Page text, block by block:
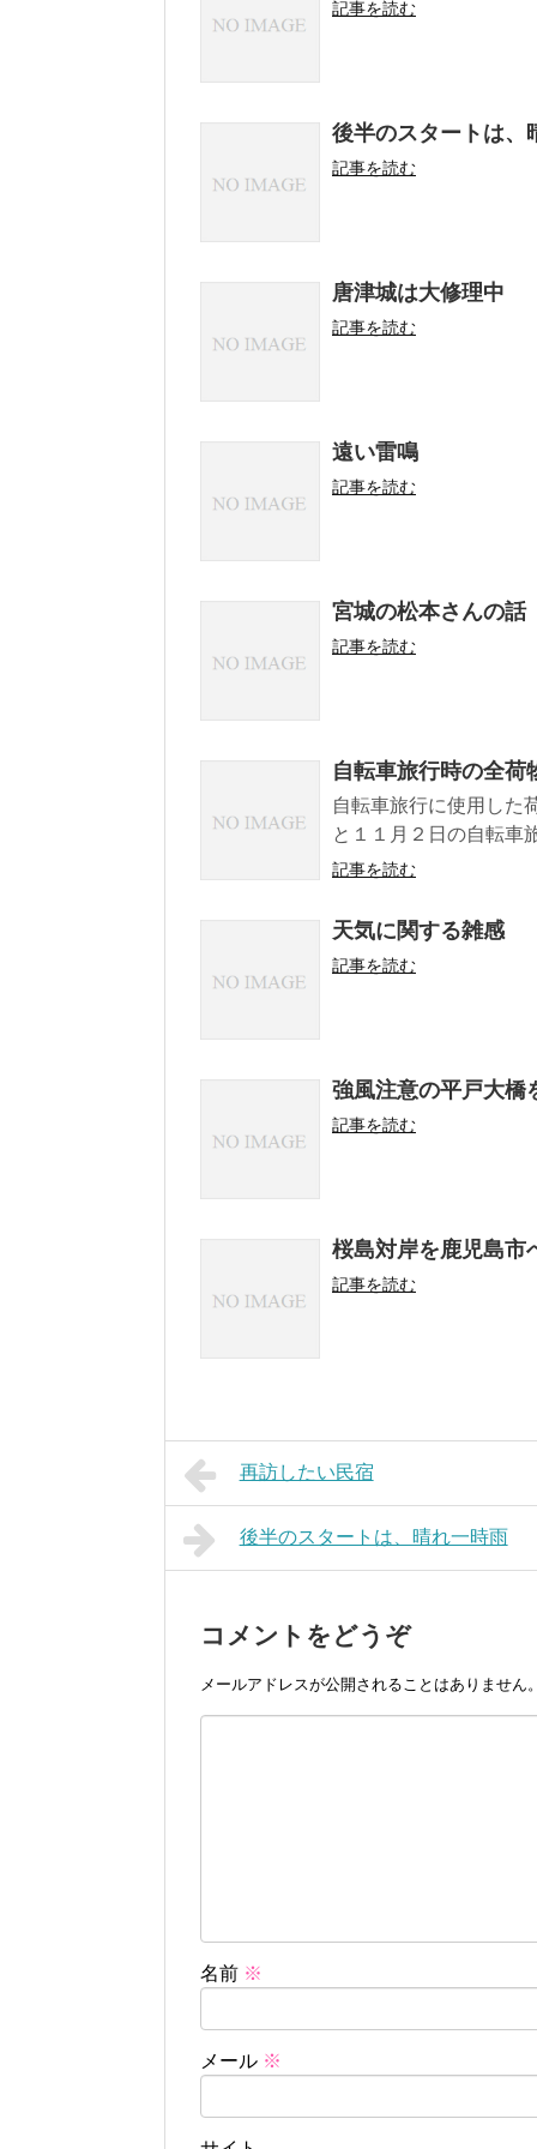
記事を読む
後半のスタートは、
記事を読む
唐津城は大修理中
記事を読む
遠い雷鳴
記事を読む
宮城の松本さんの話
記事を読む
自転車旅行時の全荷
自転車旅行に使用した
と１１月２日の自転車
記事を読む
天気に関する雑感
記事を読む
強風注意の平戸大橋
記事を読む
桜島対岸を鹿児島市
記事を読む
再訪したい民宿
後半のスタートは、晴れ一時雨
コメントをどうぞ
メールアドレスが公開されることはありません。
名前 ※
メール ※